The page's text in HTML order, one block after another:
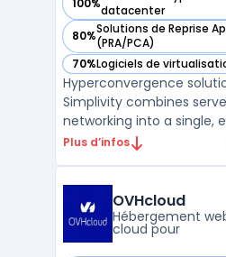
100%datacenter
— voir HPE Simplivity dans
80%Solutions de Reprise
(PRA/PCA)
— voir HPE Simplivity dans
70%Logiciels de
— voir HPE Simplivity dans
Hyperconvergence
Simplivity combines
networking into a single,
platform. This scalable,
performance and agility
all sizes. With HPE ...
Plus d’infos
OVHcloud
Hébergement
cloud pour